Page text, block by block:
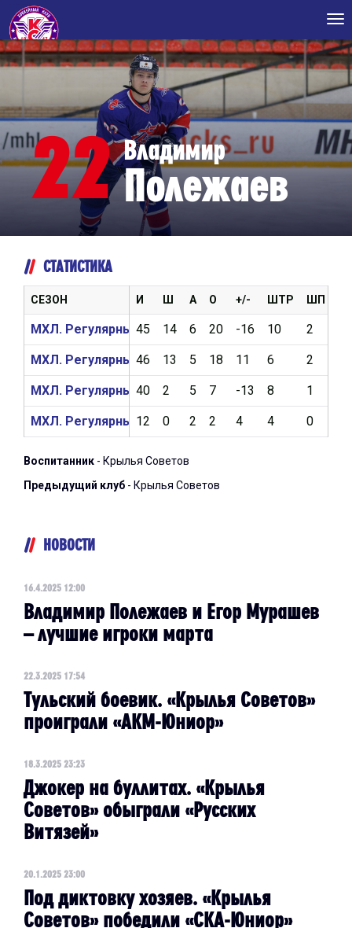
22 Владимир
Полежаев
СТАТИСТИКА
И Ш А О +/- ШТР ШП
45 14 6 20 -16 10 2
46 13 5 18 11 6 2
40 2 5 7 -13 8 1
12 0 2 2 4 4 0
СЕЗОН
МХЛ. Регулярный чемпионат 2024/2025
МХЛ. Регулярный чемпионат 2023/2024
МХЛ. Регулярный чемпионат 2022/2023
МХЛ. Регулярный чемпионат 2021/2022
Воспитанник - Крылья Советов
Предыдущий клуб - Крылья Советов
НОВОСТИ
16.4.2025 12:00
Владимир Полежаев и Егор Мурашев
– лучшие игроки марта
22.3.2025 17:54
Тульский боевик. «Крылья Советов»
проиграли «АКМ-Юниор»
18.3.2025 23:23
Джокер на буллитах. «Крылья
Советов» обыграли «Русских
Витязей»
20.1.2025 23:00
Под диктовку хозяев. «Крылья
Советов» победили «СКА-Юниор»